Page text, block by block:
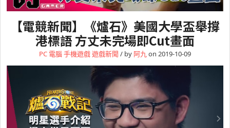
【電競新聞】《爐石》美國大學盃舉撐
港標語 方丈未完場即Cut畫面
PC 電腦手機遊戲遊戲新聞 / by 阿九 on 2019-10-09